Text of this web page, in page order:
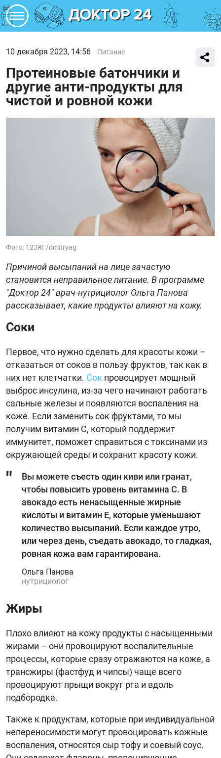
10 декабря 2023, 14:56 Питание
Протеиновые батончики и
другие анти-продукты для
чистой и ровной кожи
Фото: 123RF/dmitryag
Причиной высыпаний на лице зачастую
становится неправильное питание. В программе
"Доктор 24" врач-нутрициолог Ольга Панова
рассказывает, какие продукты влияют на кожу.
Соки
Первое, что нужно сделать для красоты кожи –
отказаться от соков в пользу фруктов, так как в
них нет клетчатки. Сок провоцирует мощный
выброс инсулина, из-за чего начинают работать
сальные железы и появляются воспаления на
коже. Если заменить сок фруктами, то мы
получим витамин С, который поддержит
иммунитет, поможет справиться с токсинами из
окружающей среды и сохранит красоту кожи.
Вы можете съесть один киви или гранат,
чтобы повысить уровень витамина С. В
авокадо есть ненасыщенные жирные
кислоты и витамин Е, которые уменьшают
количество высыпаний. Если каждое утро,
или через день, съедать авокадо, то гладкая,
ровная кожа вам гарантирована.
Ольга Панова
нутрициолог
Жиры
Плохо влияют на кожу продукты с насыщенными
жирами – они провоцируют воспалительные
процессы, которые сразу отражаются на коже, а
трансжиры (фастфуд и чипсы) чаще всего
провоцируют прыщи вокруг рта и вдоль
подбородка.
Также к продуктам, которые при индивидуальной
непереносимости могут провоцировать кожные
воспаления, относятся сыр тофу и соевый соус.